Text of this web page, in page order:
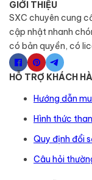
GIỚI THIỆU
SXC chuyên cung
cập nhật nhanh
có bản quyền, có
HỖ TRỢ KHÁCH
Hướng dẫn
Hình thức
Quy định đổi
Câu hỏi